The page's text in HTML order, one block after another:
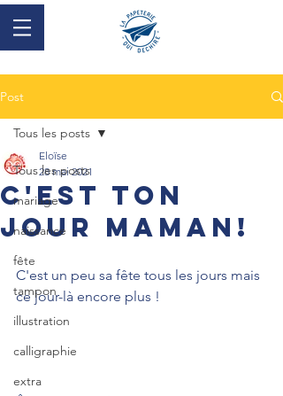
Post
Tous les posts
mariage
naissance
fête
tampon
illustration
calligraphie
extra
Tous les posts
c'est ton
jour maman!
Eloïse
28 mai 2021
C'est un peu sa fête tous les jours mais
ce jour-là encore plus !